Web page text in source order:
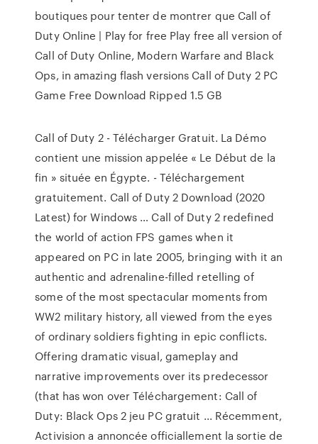
boutiques pour tenter de montrer que Call of
Duty Online | Play for free Play free all version of
Call of Duty Online, Modern Warfare and Black
Ops, in amazing flash versions Call of Duty 2 PC
Game Free Download Ripped 1.5 GB
Call of Duty 2 - Télécharger Gratuit. La Démo
contient une mission appelée « Le Début de la
fin » située en Égypte. - Téléchargement
gratuitement. Call of Duty 2 Download (2020
Latest) for Windows … Call of Duty 2 redefined
the world of action FPS games when it
appeared on PC in late 2005, bringing with it an
authentic and adrenaline-filled retelling of
some of the most spectacular moments from
WW2 military history, all viewed from the eyes
of ordinary soldiers fighting in epic conflicts.
Offering dramatic visual, gameplay and
narrative improvements over its predecessor
(that has won over Téléchargement: Call of
Duty: Black Ops 2 jeu PC gratuit ... Récemment,
Activision a annoncée officiallement la sortie de